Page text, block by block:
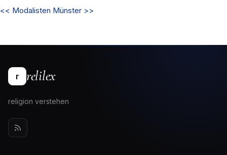
<< Modalisten Münster >>
r relilex
religion verstehen